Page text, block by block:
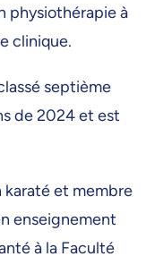
physiothérapie à
clinique.
septième
de 2024 et est
karaté et membre
enseignement
à la Faculté